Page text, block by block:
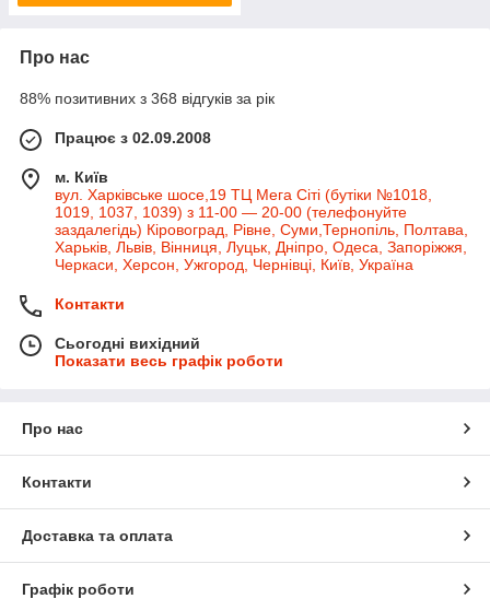
Про нас
88% позитивних з 368 відгуків за рік
Працює з 02.09.2008
м. Київ
вул. Харківське шосе,19 ТЦ Мега Сіті (бутіки №1018,
1019, 1037, 1039) з 11-00 — 20-00 (телефонуйте
заздалегідь) Кіровоград, Рівне, Суми,Тернопіль, Полтава,
Харьків, Львів, Вінниця, Луцьк, Дніпро, Одеса, Запоріжжя,
Черкаси, Херсон, Ужгород, Чернівці, Київ, Україна
Контакти
Сьогодні вихідний
Показати весь графік роботи
Про нас
Контакти
Доставка та оплата
Графік роботи